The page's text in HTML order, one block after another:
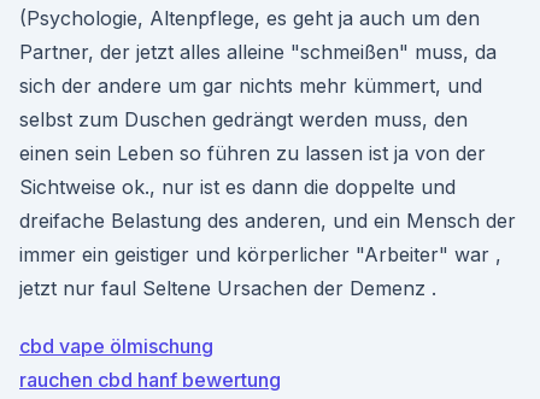
(Psychologie, Altenpflege, es geht ja auch um den
Partner, der jetzt alles alleine "schmeißen" muss, da
sich der andere um gar nichts mehr kümmert, und
selbst zum Duschen gedrängt werden muss, den
einen sein Leben so führen zu lassen ist ja von der
Sichtweise ok., nur ist es dann die doppelte und
dreifache Belastung des anderen, und ein Mensch der
immer ein geistiger und körperlicher "Arbeiter" war ,
jetzt nur faul Seltene Ursachen der Demenz .
cbd vape ölmischung
rauchen cbd hanf bewertung